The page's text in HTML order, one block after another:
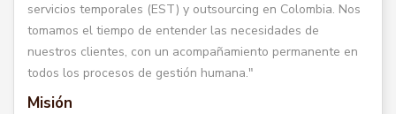
servicios temporales (EST) y outsourcing en Colombia. Nos
tomamos el tiempo de entender las necesidades de
nuestros clientes, con un acompañamiento permanente en
todos los procesos de gestión humana."
Misión